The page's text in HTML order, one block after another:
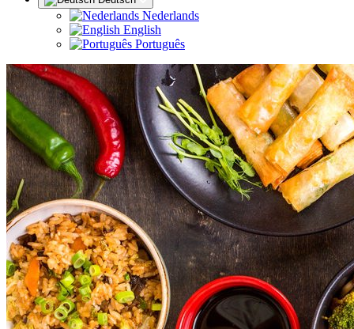
Nederlands
English
Português